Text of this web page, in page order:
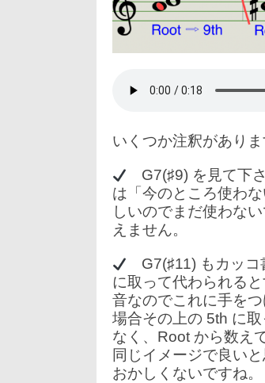
いくつか注釈がありま
G7(♯9) を見て下
は「今のところ使わ
しいのでまだ使わな
えません。
G7(♯11) もカッコ
に取って代わられる
音なのでこれに手を
場合その上の 5th に
なく、Root から数え
同じイメージで良い
おかしくないですね。